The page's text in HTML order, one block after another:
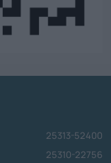
25313-52400
25310-22756